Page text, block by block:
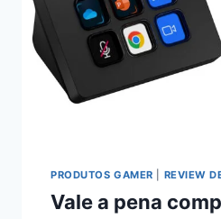
PRODUTOS GAMER REVIEW
Vale a pena